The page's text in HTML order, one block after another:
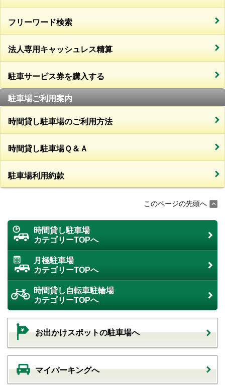
フリーワード検索
法人専用キャッシュレス精算
駐車サービス券を購入する
駐車場ご利用案内
時間貸し駐車場のご利用方法
時間貸し駐車場Ｑ＆Ａ
駐車場利用約款
このページの先頭へ
時間貸し駐車場
カテゴリーTOPへ
月極駐車場
カテゴリーTOPへ
時間貸し自転車駐輪場
カテゴリーTOPへ
お出かけスポットの駐車場へ
マイパーキングへ